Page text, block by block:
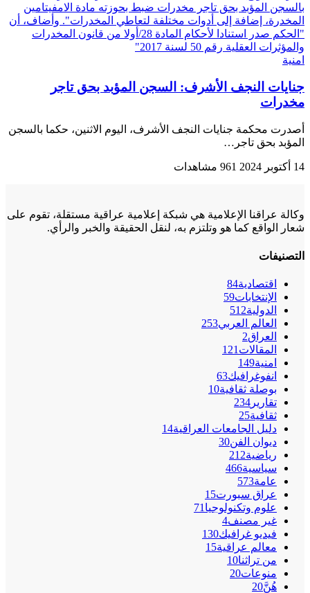
امنية
جنايات النجف الأشرف: السجن المؤبد بحق تاجر
مخدرات
أصدرت محكمة جنايات النجف الأشرف، اليوم الاثنين، حكما بالسجن
المؤبد بحق تاجر…
14 أكتوبر 2024 961 مشاهدات
وكالة عراقنا الإعلامية هي شبكة إعلامية عراقية مستقلة، تقوم على
شعار الواقع كما هو وتلتزم به، لنقل الحقيقة والخبر والرأي.
التصنيفات
اقتصادية84
الإنتخابات59
الدولية512
العالم العربي253
العراق2
المقالات 121
امنية149
انفوغرافيك63
بوصلة ثقافية10
تقارير 234
ثقافية25
دليل الجامعات العراقية14
ديوان الفن30
رياضية212
سياسية466
عامة573
عراق سبورت15
علوم وتكنولوجيا 71
غير مصنف4
فيديو غرافيك130
معالم عراقية15
من تراثنا10
منوعات20
هُنَّ20